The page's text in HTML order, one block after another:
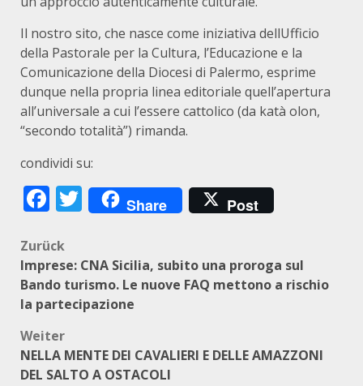
Il nostro sito, che nasce come iniziativa dellUfficio
della Pastorale per la Cultura, l’Educazione e la
Comunicazione della Diocesi di Palermo, esprime
dunque nella propria linea editoriale quell’apertura
all’universale a cui l’essere cattolico (da katà olon,
“secondo totalità”) rimanda.
condividi su:
Facebook
Twitter
Share Post
Beitragsnavigation
Zurück
Imprese: CNA Sicilia, subito una proroga sul
Bando turismo. Le nuove FAQ mettono a rischio
la partecipazione
Weiter
NELLA MENTE DEI CAVALIERI E DELLE AMAZZONI
DEL SALTO A OSTACOLI